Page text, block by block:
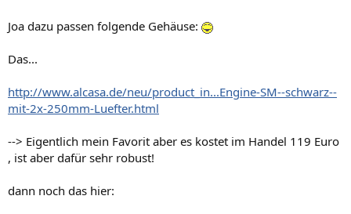
Joa dazu passen folgende Gehäuse:
Das...
http://www.alcasa.de/neu/product_in...Engine-SM--schwarz--
mit-2x-250mm-Luefter.html
--> Eigentlich mein Favorit aber es kostet im Handel 119 Euro
, ist aber dafür sehr robust!
dann noch das hier: